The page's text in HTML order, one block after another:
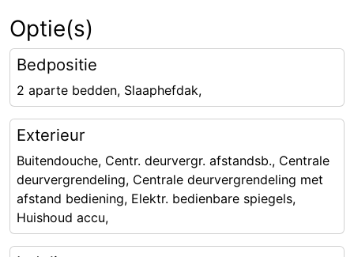
Optie(s)
Bedpositie
2 aparte bedden, Slaaphefdak,
Exterieur
Buitendouche, Centr. deurvergr. afstandsb., Centrale
deurvergrendeling, Centrale deurvergrendeling met
afstand bediening, Elektr. bedienbare spiegels,
Huishoud accu,